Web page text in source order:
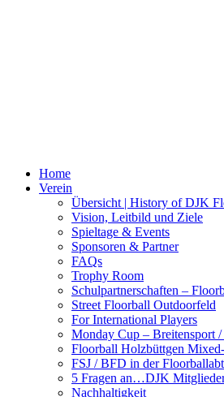
Home
Verein
Übersicht | History of DJK
Vision, Leitbild und Ziele
Spieltage & Events
Sponsoren & Partner
FAQs
Trophy Room
Schulpartnerschaften –
Street Floorball Outdoorfeld
For International Players
Monday Cup – Breitensport
Floorball Holzbüttgen
FSJ / BFD in der
5 Fragen an…DJK
Nachhaltigkeit